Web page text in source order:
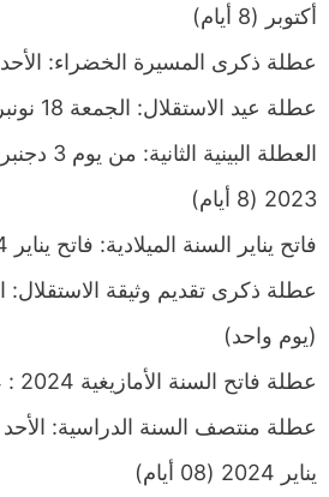
أكتوبر (8 أيام)
عطلة ذكرى المسيرة الخضراء: الأحد 06 نونبر (يوم واحد)
عطلة عيد الاستقلال: الجمعة 18 نونبر (يوم واحد)
2023 (8 أيام)
فاتح يناير السنة الميلادية: فاتح يناير 2024 (يوم واحد)
(يوم واحد)
عطلة فاتح السنة الأمازيغية 2024 : 14 يناير (يوم واحد)
يناير 2024 (08 أيام)